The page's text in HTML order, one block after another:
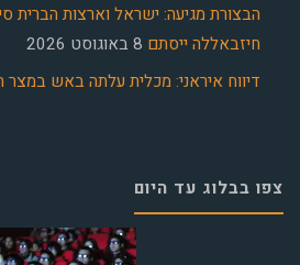
הבצורת מגיעה: ישראל וארצות הברית
חיזבאללה ייסתם 8 באוגוסט 2026
דיווח איראני: מכלית עלתה באש במצר
צפו בבלוג עד היום